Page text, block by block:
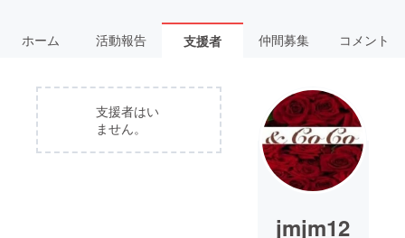
ホーム 活動報告 支援者 仲間募集 コメント
支援者はい
ません。
jmjm12